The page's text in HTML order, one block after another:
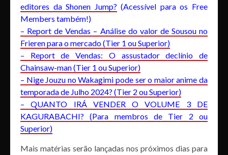
editores da Shonen Jump? (Acessível para os Free
Members também!)
– Report de Vendas – Análise do valor de Sousou no
Frieren para o mercado (Tier 1 ou Superior)
– Report de Vendas: O assustador declínio de
Chainsaw-man (Tier 1 ou Superior)
– Nige Jouzu no Wakagimi pode ser o maior anime da
temporada de Julho 2024? (Tier 2 ou Superior)
– QUANTO IRÁ VENDER O VOLUME 3 DE
KAGURABACHI? (Para membros de Tier 2 ou
Superior)
Mais matérias serão lançadas nos próximos dias para